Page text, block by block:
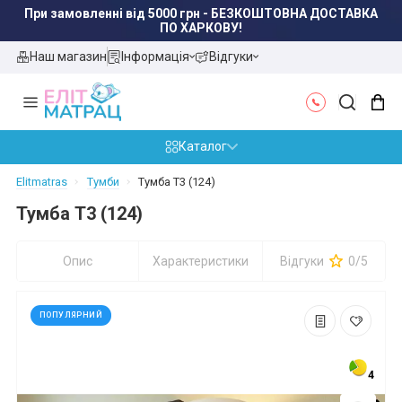
Наш магазин Інформація Відгуки
Каталог
Elitmatras Тумби Тумба Т3 (124)
Тумба Т3 (124)
Опис Характеристики Відгуки 0/5
4
ПОПУЛЯРНИЙ